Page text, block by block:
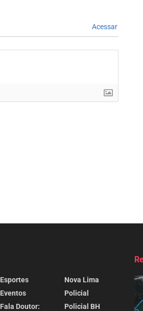
Acessar
Esportes
Eventos
Fala Doutor:
Nova Lima
Policial
Policial BH